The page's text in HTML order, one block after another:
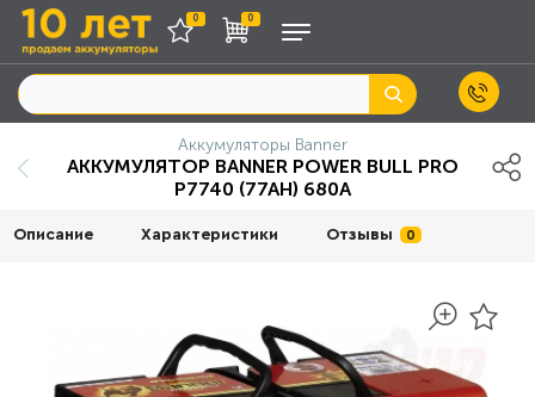
0 0
Аккумуляторы Banner
АККУМУЛЯТОР BANNER POWER BULL PRO
P7740 (77AH) 680A
Описание Характеристики Отзывы 0